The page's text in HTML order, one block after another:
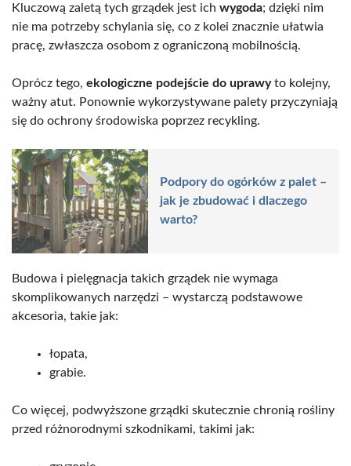
Kluczową zaletą tych grządek jest ich wygoda; dzięki nim
nie ma potrzeby schylania się, co z kolei znacznie ułatwia
pracę, zwłaszcza osobom z ograniczoną mobilnością.
Oprócz tego, ekologiczne podejście do uprawyto kolejny,
ważny atut. Ponownie wykorzystywane palety przyczyniają
się do ochrony środowiska poprzez recykling.
Podpory do ogórków z palet –
jak je zbudować i dlaczego
warto?
Budowa i pielęgnacja takich grządek nie wymaga
skomplikowanych narzędzi – wystarczą podstawowe
akcesoria, takie jak:
łopata,
grabie.
Co więcej, podwyższone grządki skutecznie chronią rośliny
przed różnorodnymi szkodnikami, takimi jak: